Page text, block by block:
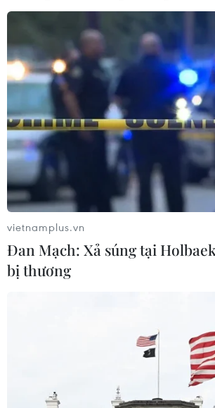
Đắk Lắk: Phóng viên bị hành
điều tra nạn xe dù bến cóc
17/10/2022 04:35
Chiều 16/10, trong lúc tác nghiệp, phản
thành phố Buôn Ma Thuột, phóng viên
đã bị một tài xế đe dọa, đánh gây
vietnamplus.vn
Đan Mạch: Xả súng tại
bị thương